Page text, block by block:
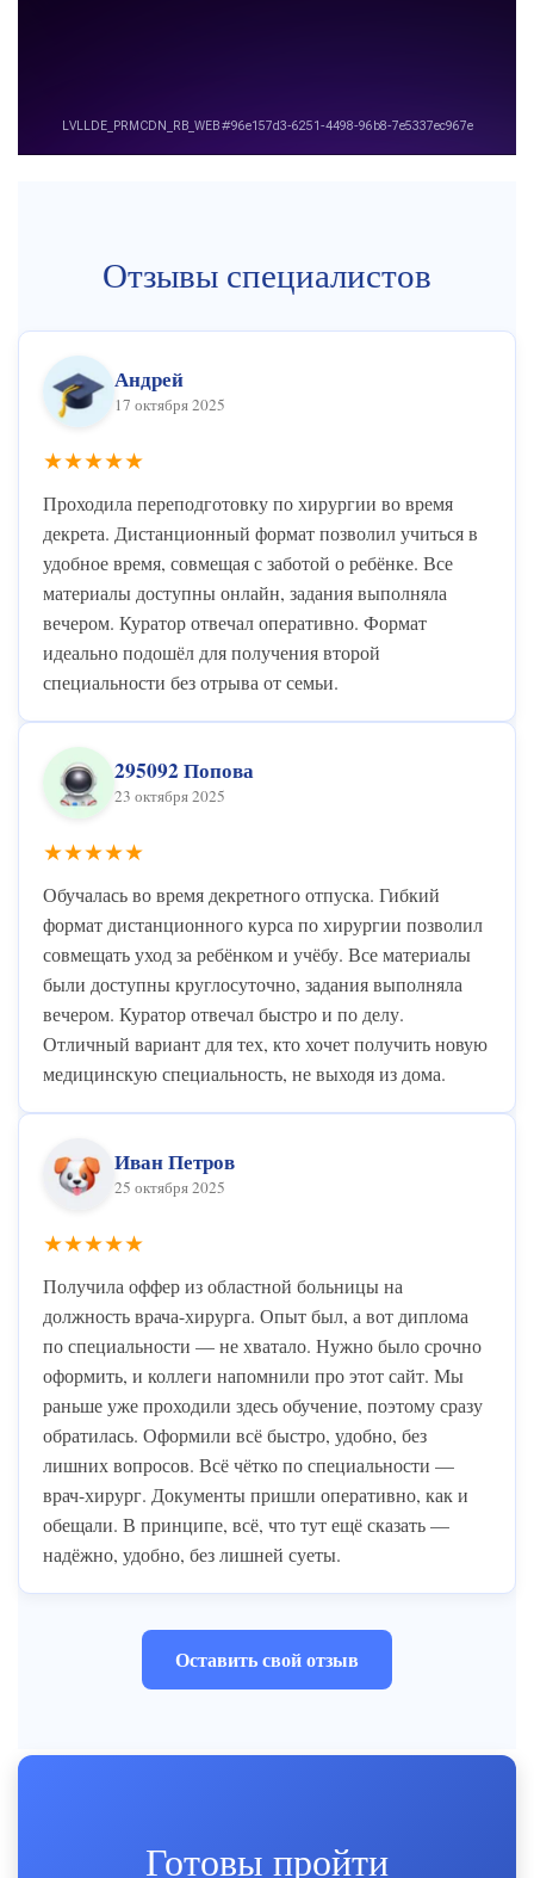
Отзывы специалистов
Андрей
17 октября 2025
★★★★★
Проходила переподготовку по хирургии во время
декрета. Дистанционный формат позволил учиться в
удобное время, совмещая с заботой о ребёнке. Все
материалы доступны онлайн, задания выполняла
вечером. Куратор отвечал оперативно. Формат
идеально подошёл для получения второй
специальности без отрыва от семьи.
295092 Попова
23 октября 2025
★★★★★
Обучалась во время декретного отпуска. Гибкий
формат дистанционного курса по хирургии позволил
совмещать уход за ребёнком и учёбу. Все материалы
были доступны круглосуточно, задания выполняла
вечером. Куратор отвечал быстро и по делу.
Отличный вариант для тех, кто хочет получить новую
медицинскую специальность, не выходя из дома.
Иван Петров
25 октября 2025
★★★★★
Получила оффер из областной больницы на
должность врача-хирурга. Опыт был, а вот диплома
по специальности — не хватало. Нужно было срочно
оформить, и коллеги напомнили про этот сайт. Мы
раньше уже проходили здесь обучение, поэтому сразу
обратилась. Оформили всё быстро, удобно, без
лишних вопросов. Всё чётко по специальности —
врач-хирург. Документы пришли оперативно, как и
обещали. В принципе, всё, что тут ещё сказать —
надёжно, удобно, без лишней суеты.
Оставить свой отзыв
Готовы пройти